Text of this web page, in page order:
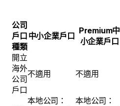
公司
戶口
種類
中小企業戶口
Premium中
小企業戶口
開立
海外
公司
戶口
不適用 不適用
本地公司：
本地公司：